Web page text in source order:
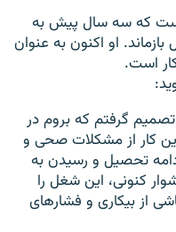
است که سه سال پیش به
او اکنون به عنوان
است.
تصمیم گرفتم که بروم در
کار از مشکلات صحی و
تحصیل و رسیدن به
کنونی، این شغل را
از بیکاری و فشارهای